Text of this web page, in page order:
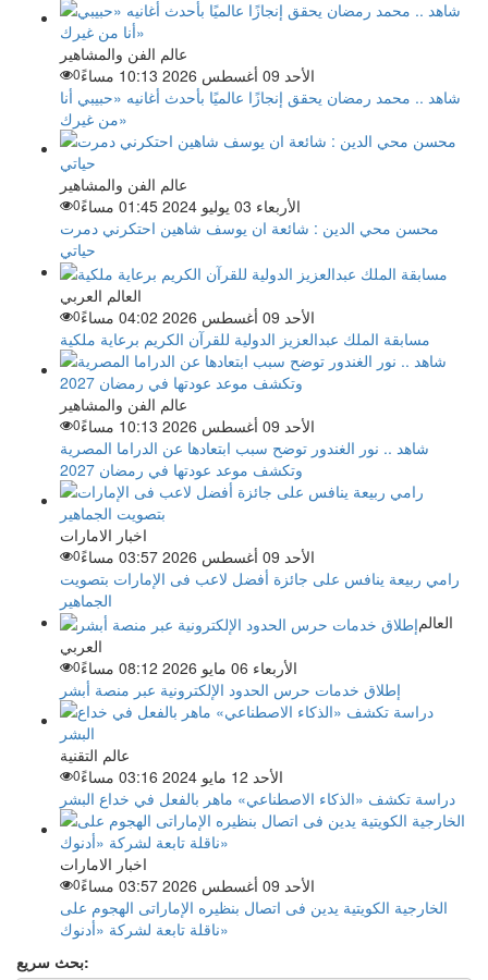
عالم الفن والمشاهير
الأحد 09 أغسطس 2026 10:13 مساءً
0
شاهد .. محمد رمضان يحقق إنجازًا عالميًا بأحدث أغانيه «حبيبي أنا
من غيرك»
عالم الفن والمشاهير
الأربعاء 03 يوليو 2024 01:45 مساءً
0
محسن محي الدين : شائعة ان يوسف شاهين احتكرني دمرت
حياتي
العالم العربي
الأحد 09 أغسطس 2026 04:02 مساءً
0
مسابقة الملك عبدالعزيز الدولية للقرآن الكريم برعاية ملكية
عالم الفن والمشاهير
الأحد 09 أغسطس 2026 10:13 مساءً
0
شاهد .. نور الغندور توضح سبب ابتعادها عن الدراما المصرية
وتكشف موعد عودتها في رمضان 2027
اخبار الامارات
الأحد 09 أغسطس 2026 03:57 مساءً
0
رامي ربيعة ينافس على جائزة أفضل لاعب فى الإمارات بتصويت
الجماهير
العالم
العربي
الأربعاء 06 مايو 2026 08:12 مساءً
0
إطلاق خدمات حرس الحدود الإلكترونية عبر منصة أبشر
عالم التقنية
الأحد 12 مايو 2024 03:16 مساءً
0
دراسة تكشف «الذكاء الاصطناعي» ماهر بالفعل في خداع البشر
اخبار الامارات
الأحد 09 أغسطس 2026 03:57 مساءً
0
الخارجية الكويتية يدين فى اتصال بنظيره الإماراتى الهجوم على
ناقلة تابعة لشركة «أدنوك»
بحث سريع: